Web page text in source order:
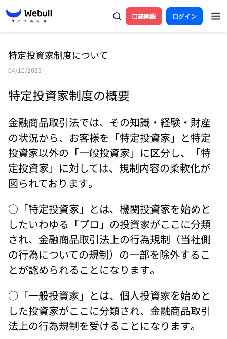
口座開設 ログイン
特定投資家制度について
04/10/2025
特定投資家制度の概要
金融商品取引法では、その知識・経験・財産
の状況から、お客様を「特定投資家」と特定
投資家以外の「一般投資家」に区分し、「特
定投資家」に対しては、規制内容の柔軟化が
図られております。
○「特定投資家」とは、機関投資家を始めと
したいわゆる「プロ」の投資家がここに分類
され、金融商品取引法上の行為規制（当社側
の行為についての規制）の一部を除外するこ
とが認められることになります。
○「一般投資家」とは、個人投資家を始めと
した投資家がここに分類され、金融商品取引
法上の行為規制を受けることになります。